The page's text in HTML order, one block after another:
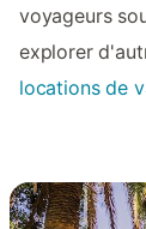
voyageurs
explorer
locations de